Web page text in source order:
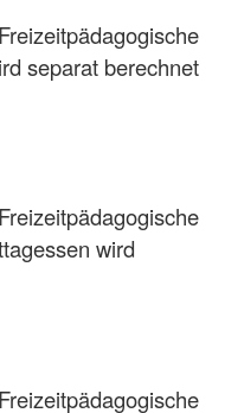
separat berechnet
wird